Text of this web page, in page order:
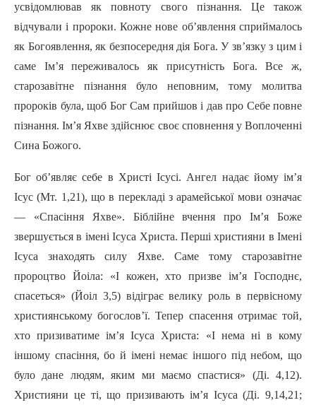
усвідомлював як повноту свого пізнання. Це також
відчували i пророки. Кожне нове об’явлення сприймалось
як Богоявлення, як безпосередня дія Бога. У зв’язку з цим i
саме Ім’я переживалось як присутність Бога. Все ж,
старозавітне пізнання було неповним, тому молитва
пророків була, щоб Бог Сам прийшов i дав про Себе повне
пізнання. Ім’я Яхве здійснює своє сповнення у Воплоченні
Сина Божого.
Бог об’являє себе в Христі Icyci. Ангел надає йому ім’я
Icyc (Мт. 1,21), що в перекладі з арамейської мови означає
— «Спасіння Яхве». Біблійне вчення про Ім’я Боже
звершується в імені Icyca Христа. Перші християни в Імені
Icyca знаходять силу Яхве. Саме тому старозавітне
пророцтво Йоіла: «I кожен, хто призве ім’я Господнє,
спасеться» (Йоіл 3,5) відіграє велику роль в первісному
християнському богослов’ї. Teпep спасення отримає той,
хто призиватиме ім’я Icyca Христа: «I нема нi в кому
іншому спасіння, бо й імені немає iншoгo під небом, що
було дане людям, яким ми маємо спастися» (Ді. 4,12).
Християни це ті, що призивають ім’я Icyca (Ді. 9,14,21;